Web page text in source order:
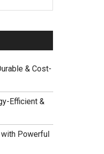
& Cost-
Efficient &
with Powerful